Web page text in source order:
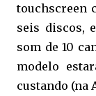
touchscreen
seis discos,
som de 10
modelo
custando (na